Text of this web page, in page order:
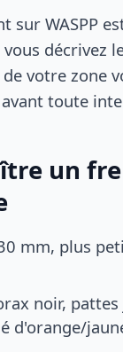
sur WASPP
décrivez
votre zone
toute
un
mm, plus
noir,
d'orange/